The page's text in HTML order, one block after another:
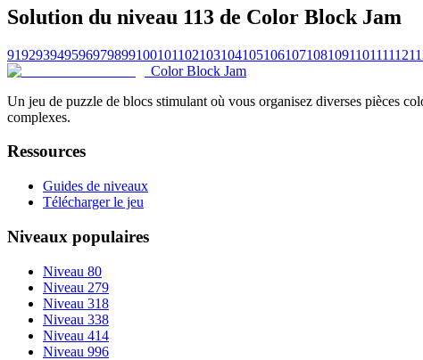
Solution du niveau 113 de Color Block Jam
919293949596979899100101102103104105106107108109110111112
Color Block Jam
Un jeu de puzzle de blocs stimulant où vous organisez diverses pièces
complexes.
Ressources
Guides de niveaux
Télécharger le jeu
Niveaux populaires
Niveau 80
Niveau 279
Niveau 318
Niveau 338
Niveau 414
Niveau 996